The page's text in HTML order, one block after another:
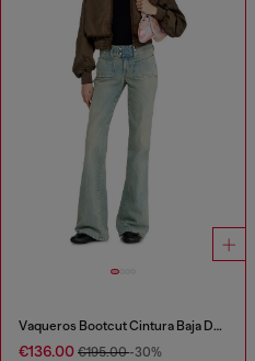
Vaqueros Bootcut Cintura Baja D-Hush
€136.00 €195.00-30%